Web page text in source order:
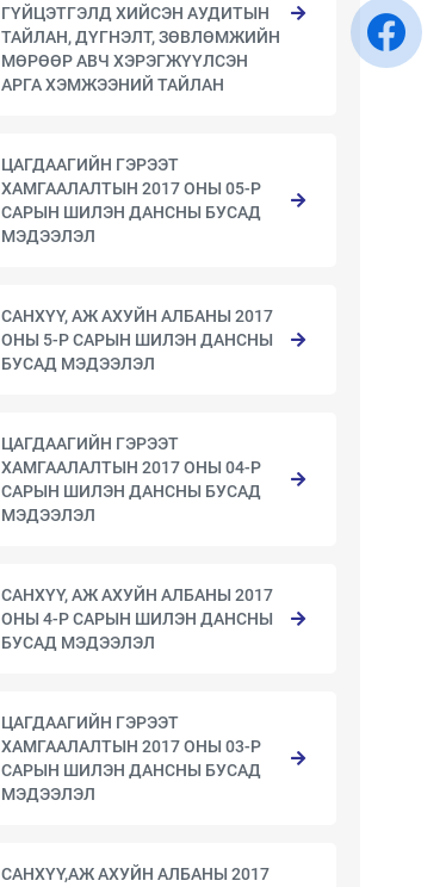
ГҮЙЦЭТГЭЛД ХИЙСЭН АУДИТЫН
ТАЙЛАН, ДҮГНЭЛТ, ЗӨВЛӨМЖИЙН
МӨРӨӨР АВЧ ХЭРЭГЖҮҮЛСЭН
АРГА ХЭМЖЭЭНИЙ ТАЙЛАН
ЦАГДААГИЙН ГЭРЭЭТ
ХАМГААЛАЛТЫН 2017 ОНЫ 05-Р
САРЫН ШИЛЭН ДАНСНЫ БУСАД
МЭДЭЭЛЭЛ
САНХҮҮ, АЖ АХУЙН АЛБАНЫ 2017
ОНЫ 5-Р САРЫН ШИЛЭН ДАНСНЫ
БУСАД МЭДЭЭЛЭЛ
ЦАГДААГИЙН ГЭРЭЭТ
ХАМГААЛАЛТЫН 2017 ОНЫ 04-Р
САРЫН ШИЛЭН ДАНСНЫ БУСАД
МЭДЭЭЛЭЛ
САНХҮҮ, АЖ АХУЙН АЛБАНЫ 2017
ОНЫ 4-Р САРЫН ШИЛЭН ДАНСНЫ
БУСАД МЭДЭЭЛЭЛ
ЦАГДААГИЙН ГЭРЭЭТ
ХАМГААЛАЛТЫН 2017 ОНЫ 03-Р
САРЫН ШИЛЭН ДАНСНЫ БУСАД
МЭДЭЭЛЭЛ
САНХҮҮ,АЖ АХУЙН АЛБАНЫ 2017